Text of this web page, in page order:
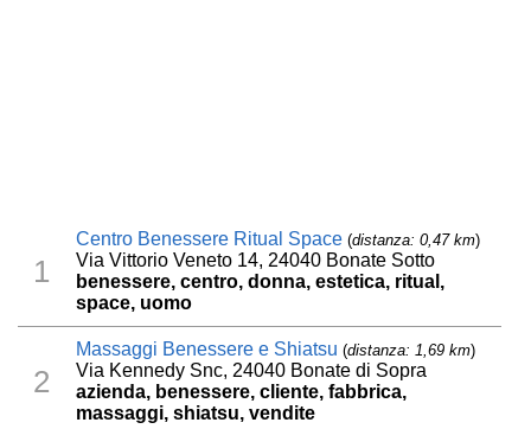
1
Centro Benessere Ritual Space (distanza: 0,47 km)
Via Vittorio Veneto 14, 24040 Bonate Sotto
benessere, centro, donna, estetica, ritual,
space, uomo
2
Massaggi Benessere e Shiatsu (distanza: 1,69 km)
Via Kennedy Snc, 24040 Bonate di Sopra
azienda, benessere, cliente, fabbrica,
massaggi, shiatsu, vendite